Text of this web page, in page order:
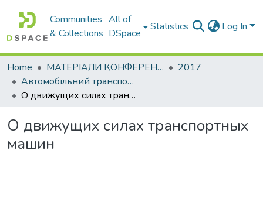
Communities
& Collections
All of
DSpace
Statistics Log In
Home МАТЕРІАЛИ КОНФЕРЕНЦІЙ
2017
Автомобільний транспорт і автомобілебудування. Новітні технології і методи підготовки фахівців
О движущих силах транспортных машин
О движущих силах транспортных
машин